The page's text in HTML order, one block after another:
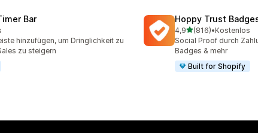
Bar
hinzufügen, um Dringlichkeit zu
zu steigern
Hoppy Trust
4,9von 5 Sternen
(816)
816 Rezensionen
•Kostenlos
Social Proof durch
Badges & mehr
Built for Shopify